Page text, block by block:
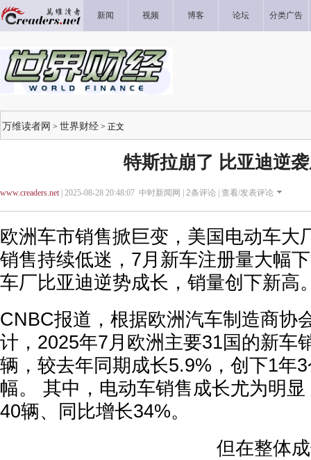
新闻 视频 博客 论坛 分类广告
万维读者网 > 世界财经 > 正文
特斯拉崩了 比亚迪逆
www.creaders.net| 2025-08-28 20:48:07 中时新闻网 | 2条评论 | 查看/发表评论
欧洲车市销售掀巨变，美国电动车大
销售持续低迷，7月新车注册量大幅
车厂比亚迪逆势成长，销量创下新高
CNBC报道，根据欧洲汽车制造商协
计，2025年7月欧洲主要31国的新车
辆，较去年同期成长5.9%，创下1年
幅。 其中，电动车销售成长尤为明
40辆、同比增长34%。
但在整体